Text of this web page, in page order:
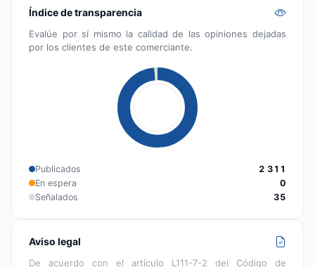
Índice de transparencia
Evalúe por sí mismo la calidad de las opiniones dejadas
por los clientes de este comerciante.
Publicados
2 311
En espera
0
Señalados
35
Aviso legal
De acuerdo con el artículo L111-7-2 del Código de